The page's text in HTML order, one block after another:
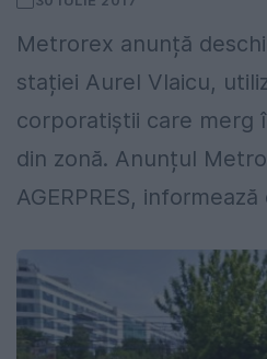
Metrorex anunță
stației Aurel Vlaicu,
corporatiștii care merg
din zonă. Anunțul
AGERPRES,